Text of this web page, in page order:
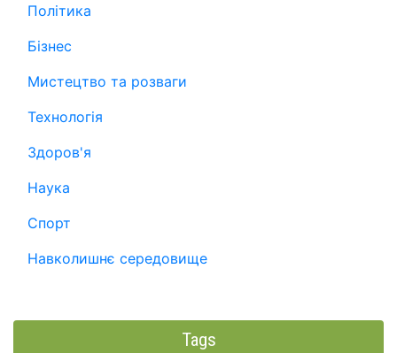
Політика
Бізнес
Мистецтво та розваги
Технологія
Здоров'я
Наука
Спорт
Навколишнє середовище
Tags